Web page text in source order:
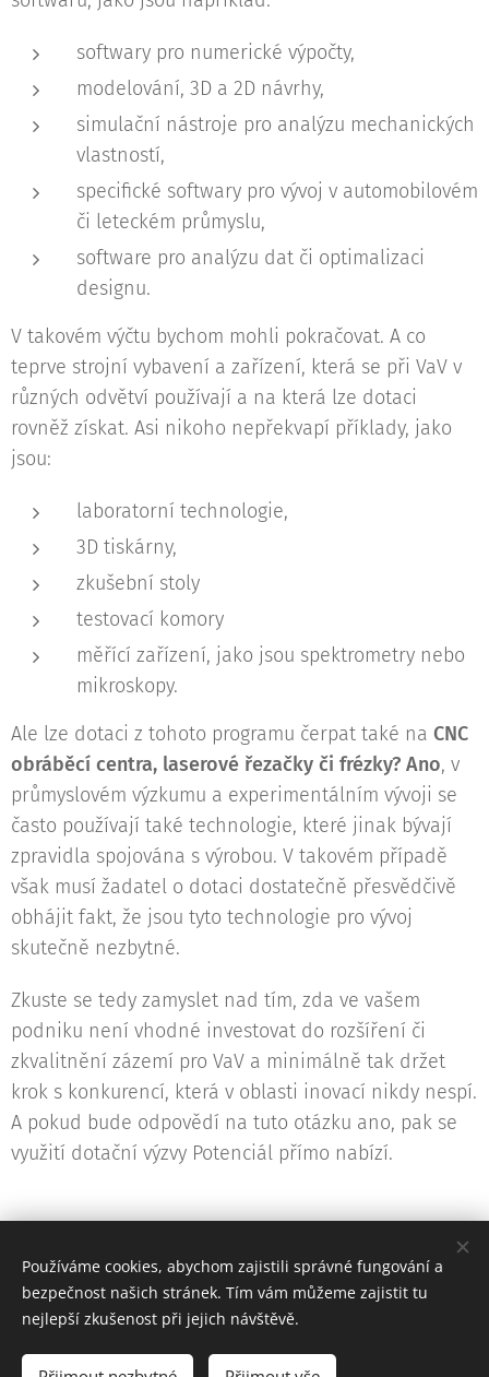
softwary pro numerické výpočty,
modelování, 3D a 2D návrhy,
simulační nástroje pro analýzu mechanických
vlastností,
specifické softwary pro vývoj v automobilovém
či leteckém průmyslu,
software pro analýzu dat či optimalizaci
designu.
V takovém výčtu bychom mohli pokračovat. A co
teprve strojní vybavení a zařízení, která se při VaV v
různých odvětví používají a na která lze dotaci
rovněž získat. Asi nikoho nepřekvapí příklady, jako
jsou:
laboratorní technologie,
3D tiskárny,
zkušební stoly
testovací komory
měřící zařízení, jako jsou spektrometry nebo
mikroskopy.
Ale lze dotaci z tohoto programu čerpat také na CNC
obráběcí centra, laserové řezačky či frézky? Ano, v
průmyslovém výzkumu a experimentálním vývoji se
často používají také technologie, které jinak bývají
zpravidla spojována s výrobou. V takovém případě
však musí žadatel o dotaci dostatečně přesvědčivě
obhájit fakt, že jsou tyto technologie pro vývoj
skutečně nezbytné.
Zkuste se tedy zamyslet nad tím, zda ve vašem
podniku není vhodné investovat do rozšíření či
zkvalitnění zázemí pro VaV a minimálně tak držet
krok s konkurencí, která v oblasti inovací nikdy nespí.
A pokud bude odpovědí na tuto otázku ano, pak se
využití dotační výzvy Potenciál přímo nabízí.
Grantujte se zkušenými profesionály
Získejte dotace na vaše podnikatelské projekty
Používáme cookies, abychom zajistili správné fungování a
bezpečnost našich stránek. Tím vám můžeme zajistit tu
nejlepší zkušenost při jejich návštěvě.